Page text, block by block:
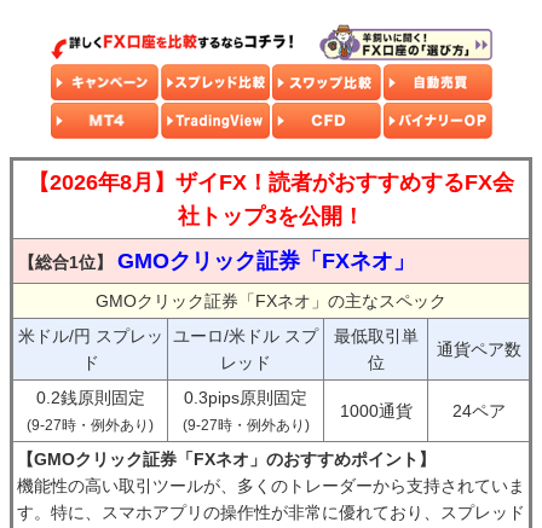
【2026年8月】ザイFX！読者がおすすめするFX会
社トップ3を公開！
【総合1位】 GMOクリック証券「FXネオ」
GMOクリック証券「FXネオ」の主なスペック
米ドル/円 スプレッ
ド
ユーロ/米ドル スプ
レッド
最低取引単
位
通貨ペア数
0.2銭原則固定
(9-27時・例外あり)
0.3pips原則固定
(9-27時・例外あり)
1000通貨 24ペア
【GMOクリック証券「FXネオ」のおすすめポイント】
機能性の高い取引ツールが、多くのトレーダーから支持されていま
す。特に、スマホアプリの操作性が非常に優れており、スプレッド